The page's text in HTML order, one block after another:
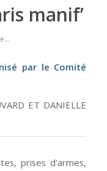
manif’
par le Comité
ET DANIELLE
prises d’armes,